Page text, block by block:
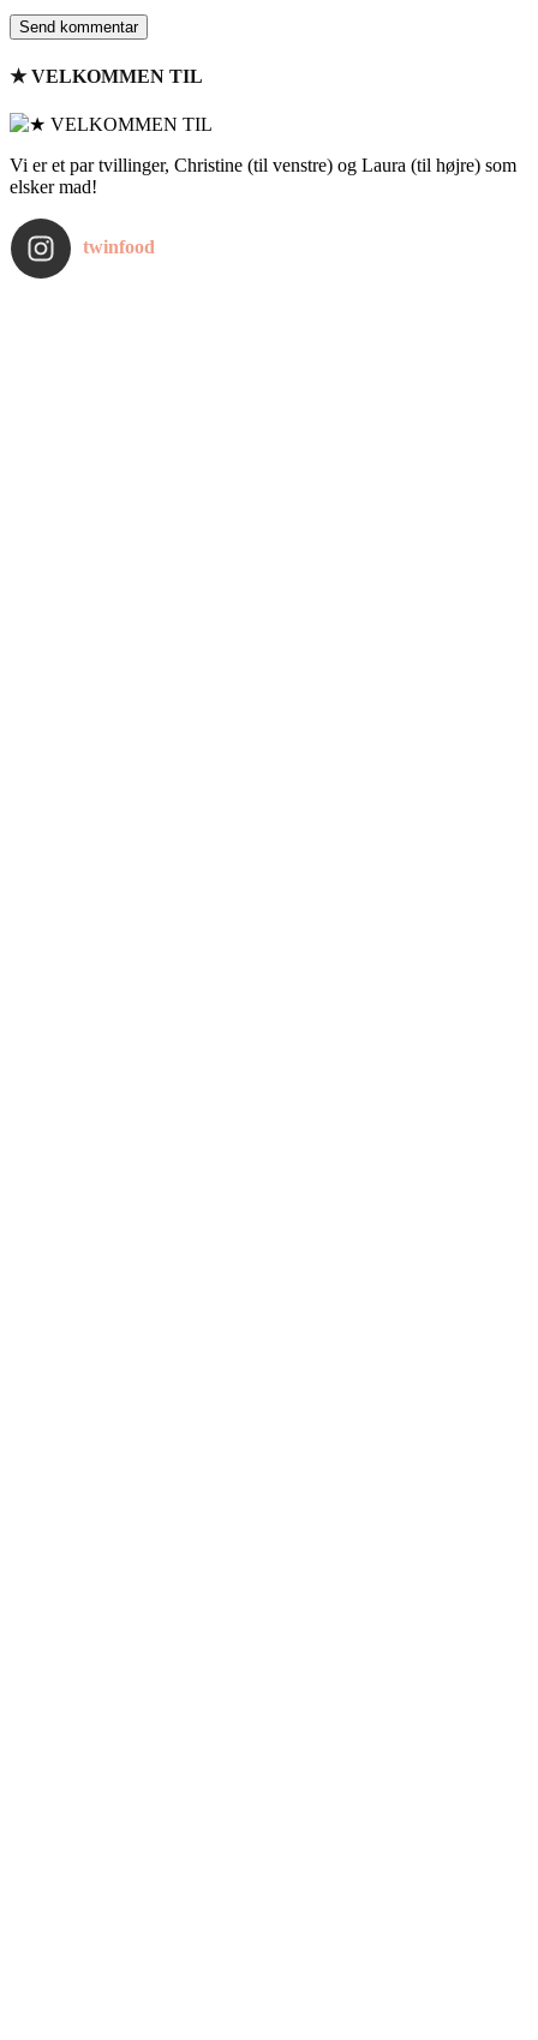
★ VELKOMMEN TIL
Vi er et par tvillinger, Christine (til venstre) og Laura (til højre) som
elsker mad!
twinfood